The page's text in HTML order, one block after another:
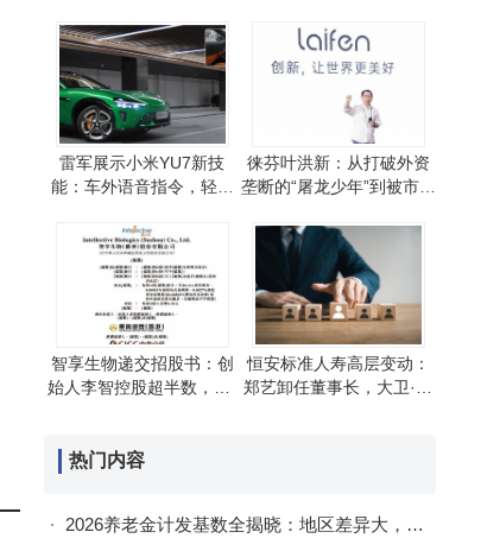
雷军展示小米YU7新技
能：车外语音指令，轻松
徕芬叶洪新：从打破外资
垄断的“屠龙少年”到被市场
智享生物递交招股书：创
始人李智控股超半数，CF
恒安标准人寿高层变动：
郑艺卸任董事长，大卫·穆
热门内容
2026养老金计发基数全揭晓：地区差异大，公平性难题待解